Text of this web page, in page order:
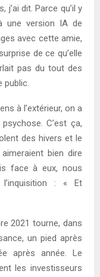
j’ai dit. Parce qu’il y
une version IA de
avec cette amie,
de ce qu’elle
pas du tout des
public.
à l’extérieur, on a
C’est ça,
des hivers et le
bien dire
face à eux, nous
l’inquisition : « Et
2021 tourne, dans
un pied après
après année. Le
les investisseurs